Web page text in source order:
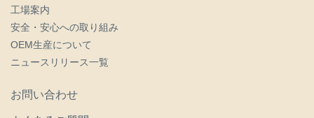
工場案内
安全・安心への取り組み
OEM生産について
ニュースリリース一覧
お問い合わせ